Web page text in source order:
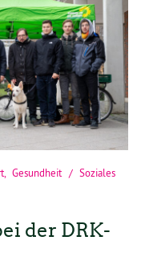
,Gesundheit / Soziales
der DRK-